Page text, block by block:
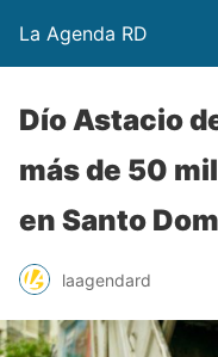
La Agenda RD
Dío Astacio
más de 50
en Santo
laagendard